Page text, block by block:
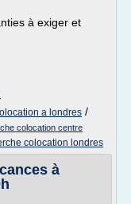
à exiger et
a londres /
colocation centre
colocation londres
à